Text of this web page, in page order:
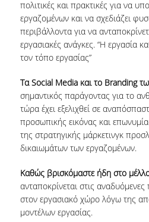
ΠΟΛΙΤΙΚΗ ΠΟΙΟΤΗΤΑΣ
ΠΙΣΤΟΠΟΙΗΣΗ
ΔΕΔΟΜΕΝΑ
ΜΟ.ΔΙ.Π.
ΑΝΑΚΟΙΝΩΣΕΙΣ
ΕΚΔΗΛΩΣΕΙΣ
πολιτικές και πρακτικές για να
εργαζομένων και να σχεδιάζει
περιβάλλοντα για να
εργασιακές ανάγκες. “Η εργασία
τον τόπο εργασίας”
Τα Social Media και το Branding
σημαντικός παράγοντας για το
τώρα έχει εξελιχθεί σε
προσωπικής εικόνας και
της στρατηγικής μάρκετινγκ
δικαιωμάτων των εργαζομένων.
Καθώς βρισκόμαστε ήδη στο
ανταποκρίνεται στις αναδυόμενες
στον εργασιακό χώρο λόγω της
μοντέλων εργασίας.